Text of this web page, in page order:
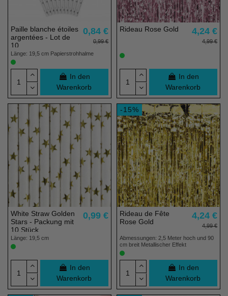
Paille blanche étoiles
argentées - Lot de
10
0,84 €
0,99 €
Länge: 19,5 cm Papierstrohhalme
In den
Warenkorb
Rideau Rose Gold 4,24 €
4,99 €
In den
Warenkorb
White Straw Golden
Stars - Packung mit
10 Stück
0,99 €
Länge: 19,5 cm
In den
Warenkorb
-15%
Rideau de Fête
Rose Gold
4,24 €
4,99 €
Abmessungen: 2,5 Meter hoch und 90
cm breit Metallischer Effekt
In den
Warenkorb